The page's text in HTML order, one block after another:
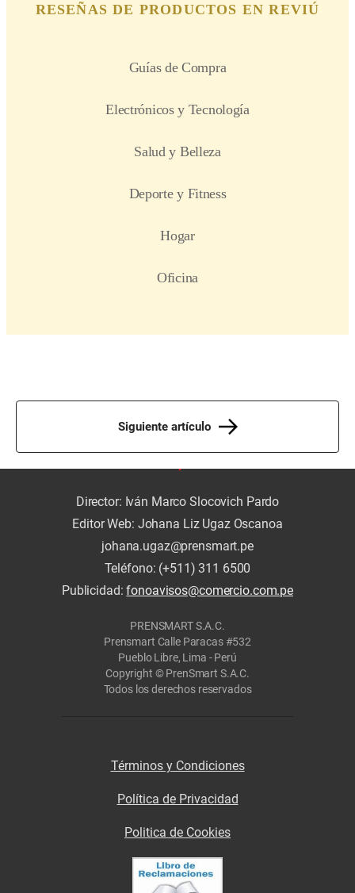
Siguiente artículo
Director: Iván Marco Slocovich Pardo
Editor Web: Johana Liz Ugaz Oscanoa
johana.ugaz@prensmart.pe
Teléfono: (+511) 311 6500
Publicidad:fonoavisos@comercio.com.pe
PRENSMART S.A.C.
Prensmart Calle Paracas #532
Pueblo Libre, Lima - Perú
Copyright © PrenSmart S.A.C.
Todos los derechos reservados
Términos y Condiciones
Política de Privacidad
Politica de Cookies